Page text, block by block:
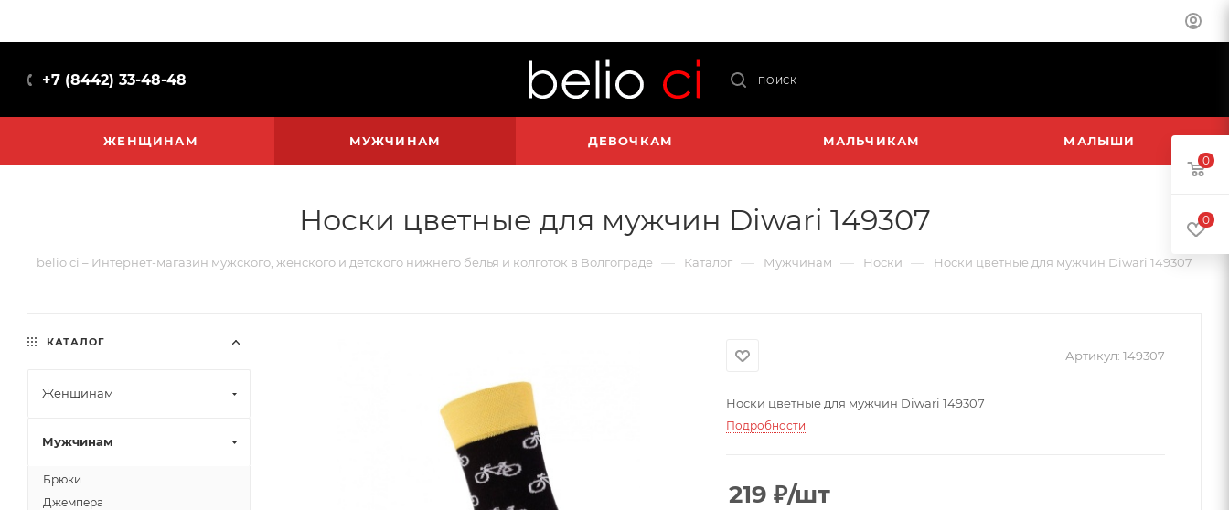
+7 (8442) 33-48-48 ПОИСК
ЖЕНЩИНАМ МУЖЧИНАМ ДЕВОЧКАМ МАЛЬЧИКАМ МАЛЫШИ
Носки цветные для мужчин Diwari 149307
belio ci – Интернет-магазин мужского, женского и детского нижнего белья и колготок в Волгограде — Каталог — Мужчинам — Носки — Носки цветные для мужчин Diwari 149307
Артикул: 149307
Носки цветные для мужчин Diwari 149307
Подробности
219 ₽/шт
КАТАЛОГ
Женщинам
Мужчинам
Брюки
Джемпера
0
0